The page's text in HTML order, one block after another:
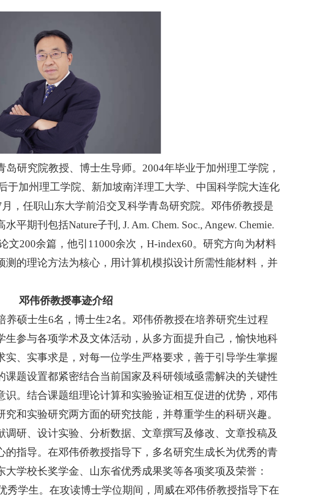
研究院教授、博士生导师。 2004年毕业于加州理工学院，
于加州理工学院、新加坡南洋理工大学、中国科学院大连化
，任职山东大学前沿交叉科学青岛研究院。邓伟侨教授是
平期刊包括Nature子刊, J. Am. Chem. Soc., Angew. Chemie.
文200余篇，他引11000余次，H-index60。研究方向为材料
的理论方法为核心，用计算机模拟设计所需性能材料，并
邓伟侨教授事迹介绍
硕士生6名，博士生2名。 邓伟侨教授在培养研究生过程
参与各项学术及文体活动，从多方面提升自己，愉快地科
、实事求是，对每一位学生严格要求，善于引导学生掌握
题设置都紧密结合当前国家及科研领域亟需解决的关键性
。结合课题组理论计算和实验验证相互促进的优势，邓伟
和实验研究两方面的研究技能，并尊重学生的科研兴趣。
研、设计实验、分析数据、文章撰写及修改、文章投稿及
指导。在邓伟侨教授指导下，多名研究生成长为优秀的青
学校长奖学金、山东省优秀成果奖等各项奖项及荣誉：
秀学生。在攻读博士学位期间，周威在邓伟侨教授指导下在